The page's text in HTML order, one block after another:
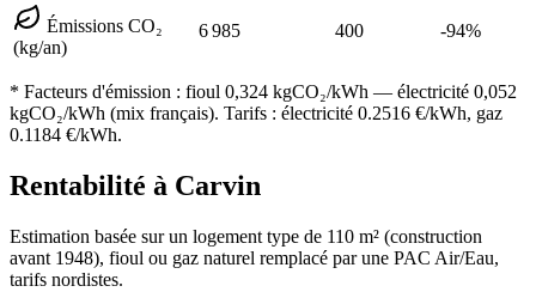
Émissions CO₂
(kg/an)
6 985 400 -94%
* Facteurs d'émission : fioul 0,324 kgCO₂/kWh — électricité 0,052
kgCO₂/kWh (mix français). Tarifs : électricité 0.2516 €/kWh, gaz
0.1184 €/kWh.
Rentabilité à Carvin
Estimation basée sur un logement type de 110 m² (construction
avant 1948), fioul ou gaz naturel remplacé par une PAC Air/Eau,
tarifs nordistes.